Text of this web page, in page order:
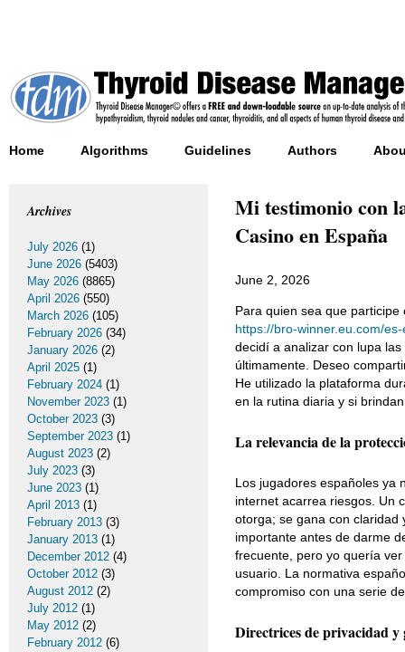
Home Algorithms Guidelines Authors
Mi testimonio con
Casino en España
June 2, 2026
Para quien sea que
https://bro-winner.eu.com/es-
decidí a analizar con lupa
últimamente. Deseo
He utilizado la plataforma
en la rutina diaria y si
La relevancia de la
Los jugadores españoles ya
internet acarrea riesgos. Un
otorga; se gana con claridad
importante antes de darme
frecuente, pero yo quería
usuario. La normativa
compromiso con una serie
Directrices de privacidad y
Archives
July 2026 (1)
June 2026 (5403)
May 2026 (8865)
April 2026 (550)
March 2026 (105)
February 2026 (34)
January 2026 (2)
April 2025 (1)
February 2024 (1)
November 2023 (1)
October 2023 (3)
September 2023 (1)
August 2023 (2)
July 2023 (3)
June 2023 (1)
April 2013 (1)
February 2013 (3)
January 2013 (1)
December 2012 (4)
October 2012 (3)
August 2012 (2)
July 2012 (1)
May 2012 (2)
February 2012 (6)